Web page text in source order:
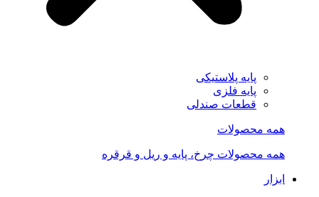
پایه پلاستیکی
پایه فلزی
قطعات صندلی
همه محصولات
همه محصولات چرخ، پایه و ریل و قرقره
ابزار